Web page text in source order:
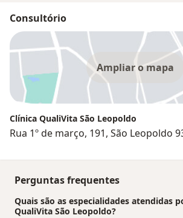
Consultório
Ampliar o mapa
Clínica QualiVita São Leopoldo
Rua 1º de março, 191, São Leopoldo
Perguntas frequentes
Quais são as especialidades atendidas
QualiVita São Leopoldo?